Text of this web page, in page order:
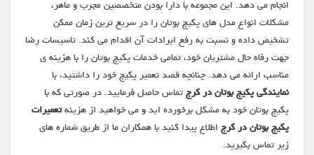
انجام می دهد. این مجموعه با دارا بودن متخصصین مجرب و ماهر،
مشکلات انواع مدل های پکیج بوتان را در سریع ترین زمان ممکن
تشخیص داده و نسبت به رفع ایرادات آن اقدام می کند. تاسیسات رضا
جهت رفاه حال مشتریان خود، تمامی خدمات پکیج بوتان را با هزینه ی
مناسب ارائه می دهد. چنانچه قصد تعمیر پکیج خود را داشتید، با
نمایندگی پکیج بوتان در کرجتماس حاصل فرمایید. در صورتی که با
پکیج بوتان خود به مشکل برخورده اید و می خواهید از هزینهتعمیرات
پکیج بوتان در کرجاطلاع پیدا کنید با همکاران ما از طریق شماره های
زیر تماس بگیرید.